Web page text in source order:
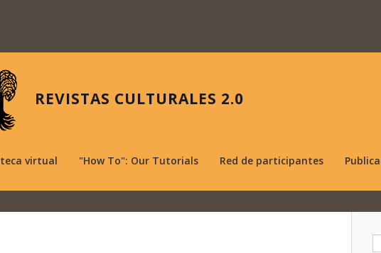
REVISTAS CULTURALES 2.0
virtual "How To": Our Tutorials Red de participantes